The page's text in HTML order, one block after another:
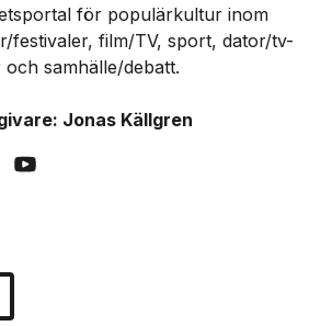
för populärkultur inom
festivaler, film/TV, sport, dator/tv-
samhälle/debatt.
Jonas Källgren